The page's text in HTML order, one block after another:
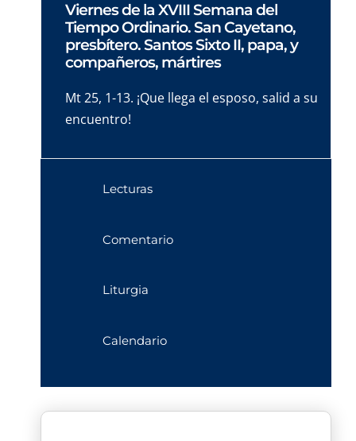
Viernes de la XVIII Semana del
Tiempo Ordinario. San Cayetano,
presbítero. Santos Sixto II, papa, y
compañeros, mártires
Mt 25, 1-13. ¡Que llega el esposo, salid a su
encuentro!
Lecturas
Comentario
Liturgia
Calendario